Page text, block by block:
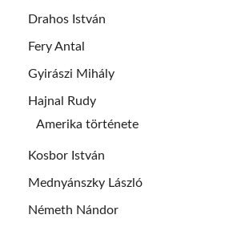
Drahos István
Fery Antal
Gyirászi Mihály
Hajnal Rudy
Amerika története
Kosbor István
Mednyánszky László
Németh Nándor